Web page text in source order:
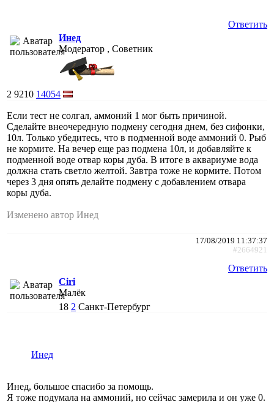
Ответить
Инед
Модератор , Советник
2 9210 14054
Если тест не солгал, аммоний 1 мог быть причиной.
Сделайте внеочередную подмену сегодня днем, без сифонки,
10л. Только убедитесь, что в подменной воде аммоний 0. Рыб
не кормите. На вечер еще раз подмена 10л, и добавляйте к
подменной воде отвар коры дуба. В итоге в аквариуме вода
должна стать светло желтой. Завтра тоже не кормите. Потом
через 3 дня опять делайте подмену с добавлением отвара
коры дуба.
Изменено автор Инед
17/08/2019 11:37:37
#2664921
Ответить
Ciri
Малёк
18 2 Санкт-Петербург
Инед
Инед, большое спасибо за помощь.
Я тоже подумала на аммоний, но сейчас замерила и он уже 0.